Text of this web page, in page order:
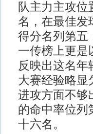
队主力主攻位
名，在最佳发
得分名列第五
一传榜上更是
反映出这名年
大赛经验略
进攻方面不够
的命中率位列
十六名。